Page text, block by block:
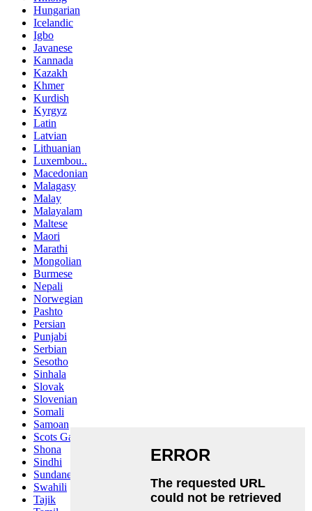
Hungarian
Icelandic
Igbo
Javanese
Kannada
Kazakh
Khmer
Kurdish
Kyrgyz
Latin
Latvian
Lithuanian
Luxembou..
Macedonian
Malagasy
Malay
Malayalam
Maltese
Maori
Marathi
Mongolian
Burmese
Nepali
Norwegian
Pashto
Persian
Punjabi
Serbian
Sesotho
Sinhala
Slovak
Slovenian
Somali
Samoan
Scots Gaelic
Shona
Sindhi
Sundanese
Swahili
Tajik